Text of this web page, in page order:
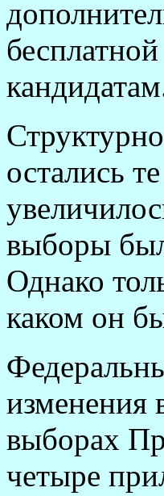
остались
выборы
Однако
каком он
изменения
выборах
четыре